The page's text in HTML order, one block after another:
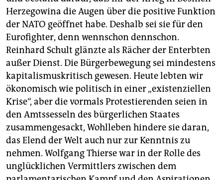
Herzegowina die Augen über die positive Funktion
der NATO geöffnet habe. Deshalb sei sie für den
Eurofighter, denn wennschon dennschon.
Reinhard Schult glänzte als Rächer der Enterbten
außer Dienst. Die Bürgerbewegung sei mindestens
kapitalismuskritisch gewesen. Heute lebten wir
ökonomisch wie politisch in einer „existenziellen
Krise“, aber die vormals Protestierenden seien in
den Amtssesseln des bürgerlichen Staates
zusammengesackt, Wohlleben hindere sie daran,
das Elend der Welt auch nur zur Kenntnis zu
nehmen. Wolfgang Thierse war in der Rolle des
unglücklichen Vermittlers zwischen dem